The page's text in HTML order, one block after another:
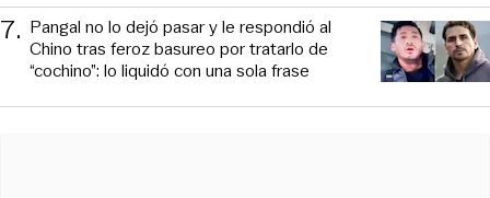
7. Pangal no lo dejó pasar y le respondió al
Chino tras feroz basureo por tratarlo de
“cochino”: lo liquidó con una sola frase